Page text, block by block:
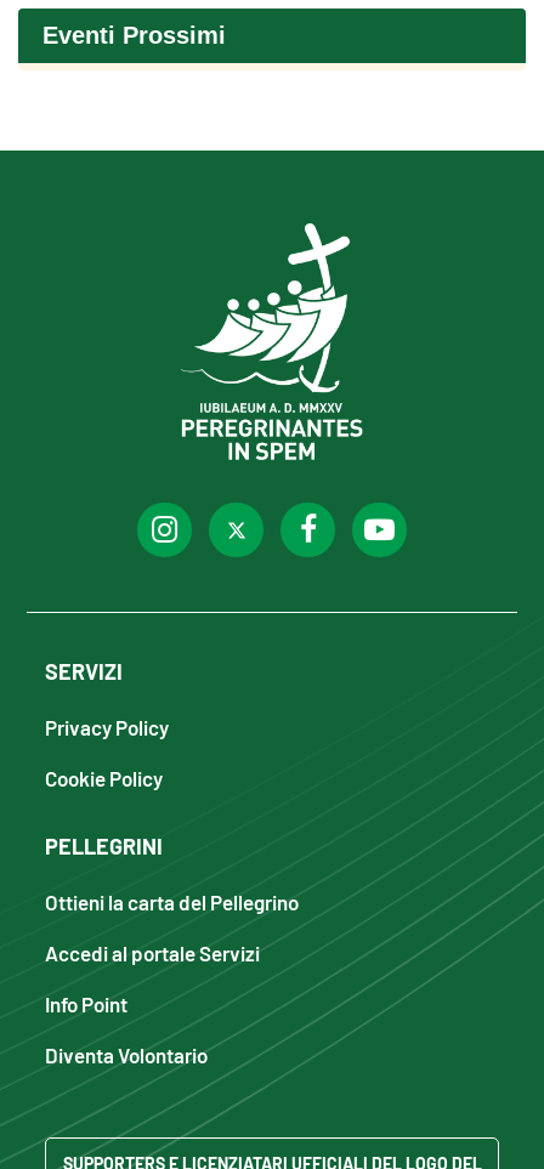
Eventi Prossimi
SERVIZI
Privacy Policy
Cookie Policy
PELLEGRINI
Ottieni la carta del Pellegrino
Accedi al portale Servizi
Info Point
Diventa Volontario
SUPPORTERS E LICENZIATARI UFFICIALI DEL LOGO DEL